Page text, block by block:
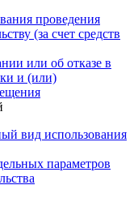
проведения
(за счет средств
или об отказе в
и (или)
вид использования
параметров